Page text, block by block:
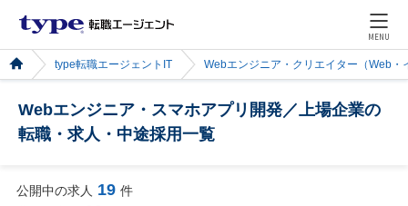
MENU
type転職エージェントIT Webエンジニア・クリエイター（Web・
Webエンジニア・スマホアプリ開発／上場企業の
転職・求人・中途採用一覧
公開中の求人 19 件